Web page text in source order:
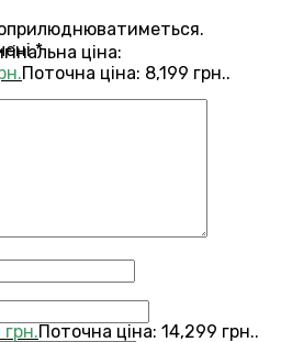
ціна:
Поточна ціна: 8,199 грн..
грн.Поточна ціна: 14,299 грн..
*